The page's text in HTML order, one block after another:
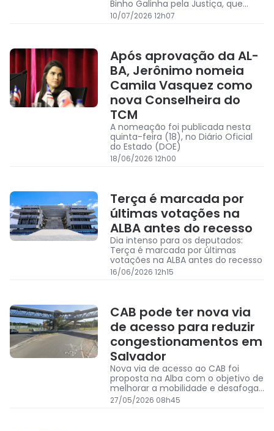
Binho Galinha pela Justiça, que
determinou o cumprimento da
pena em regime fechado e
10/07/2026 12h07
Após aprovação da AL-
BA, Jerônimo nomeia
Camila Vasquez como
nova Conselheira do
TCM
A nomeação foi publicada nesta
quinta-feira (18), no Diário Oficial
do Estado (DOE)
18/06/2026 12h00
Terça é marcada por
últimas votações na
ALBA antes do recesso
Dia intenso para os deputados:
Terça é marcada por últimas
votações na ALBA antes do recesso
16/06/2026 12h15
CAB pode ter nova via
de acesso para reduzir
congestionamentos em
Salvador
Nova via de acesso ao CAB foi
proposta na Alba com o objetivo de
melhorar a mobilidade e desafogar
o trânsito na Avenida Paralela
27/05/2026 08h45